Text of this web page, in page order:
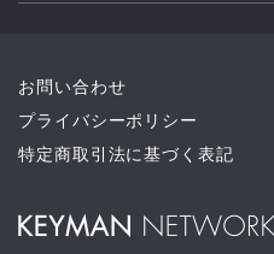
お問い合わせ
プライバシーポリシー
特定商取引法に基づく表記